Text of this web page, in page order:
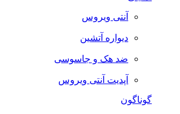
آنتی ویروس
دیواره آتشین
ضد هک و جاسوسی
آپدیت آنتی ویروس
گوناگون